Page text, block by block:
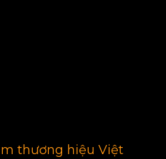
thương hiệu Việt